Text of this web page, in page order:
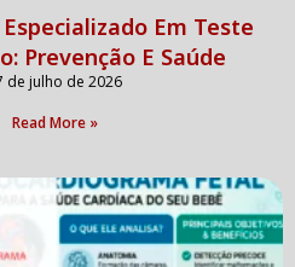
Em Teste
Prevenção E Saúde
de julho de 2026
Read More »